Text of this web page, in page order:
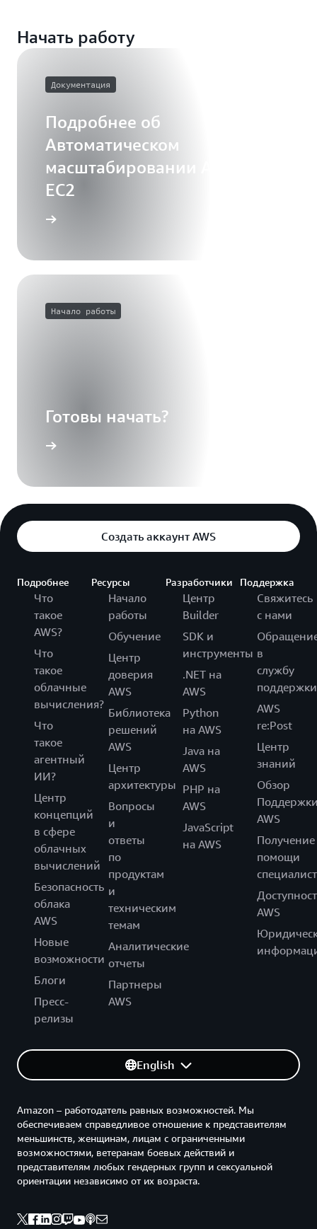
Начать работу
Документация
Подробнее об
Автоматическом
масштабировании Amazon
EC2
Начало работы
Готовы начать?
Создать аккаунт AWS
Подробнее
Что
такое
AWS?
Что
такое
облачные
вычисления?
Что
такое
агентный
ИИ?
Центр
концепций
в сфере
облачных
вычислений
Безопасность
облака
AWS
Новые
возможности
Блоги
Пресс-
релизы
Ресурсы
Начало
работы
Обучение
Центр
доверия
AWS
Библиотека
решений
AWS
Центр
архитектуры
Вопросы
и
ответы
по
продуктам
и
техническим
темам
Аналитические
отчеты
Партнеры
AWS
Разработчики
Центр
Builder
SDK и
инструменты
.NET на
AWS
Python
на AWS
Java на
AWS
PHP на
AWS
JavaScript
на AWS
Поддержка
Свяжитесь
с нами
в
службу
поддержки
AWS
re:Post
Центр
знаний
Обзор
AWS
Получение
помощи
AWS
English
Amazon – работодатель равных возможностей. Мы
обеспечиваем справедливое отношение к представителям
меньшинств, женщинам, лицам с ограниченными
возможностями, ветеранам боевых действий и
представителям любых гендерных групп и сексуальной
ориентации независимо от их возраста.